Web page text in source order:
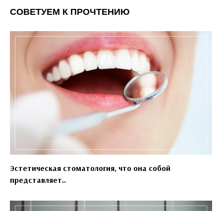
СОВЕТУЕМ К ПРОЧТЕНИЮ
Эстетическая стоматология, что она собой
представляет..